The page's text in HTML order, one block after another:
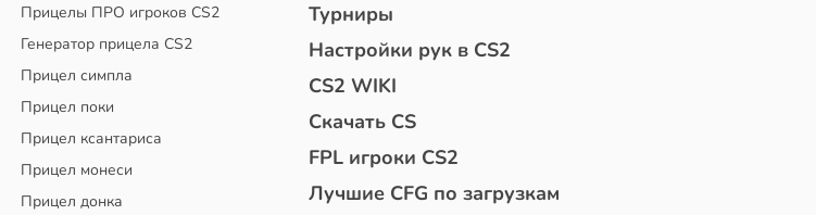
Прицелы ПРО игроков CS2
Генератор прицела CS2
Прицел симпла
Прицел поки
Прицел ксантариса
Прицел монеси
Прицел донка
Турниры
Настройки рук в CS2
CS2 WIKI
Скачать CS
FPL игроки CS2
Лучшие CFG по загрузкам